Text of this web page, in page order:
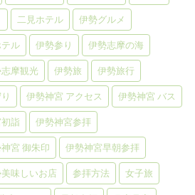
二見ホテル 伊勢グルメ
ル 伊勢参り 伊勢志摩の海
摩観光 伊勢旅 伊勢旅行
伊勢神宮 アクセス 伊勢神宮 バス
詣 伊勢神宮参拝
宮 御朱印 伊勢神宮早朝参拝
味しいお店 参拝方法 女子旅